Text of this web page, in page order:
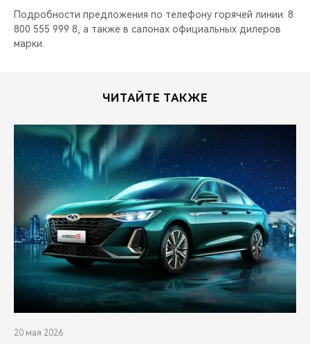
Подробности предложения по телефону горячей линии: 8
800 555 999 8, а также в салонах официальных дилеров
марки.
ЧИТАЙТЕ ТАКЖЕ
20 мая 2026